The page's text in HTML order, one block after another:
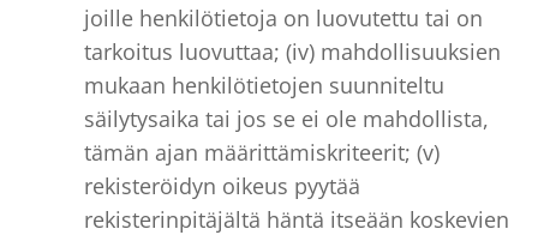
joille henkilötietoja on luovutettu tai on
tarkoitus luovuttaa; (iv) mahdollisuuksien
mukaan henkilötietojen suunniteltu
säilytysaika tai jos se ei ole mahdollista,
tämän ajan määrittämiskriteerit; (v)
rekisteröidyn oikeus pyytää
rekisterinpitäjältä häntä itseään koskevien